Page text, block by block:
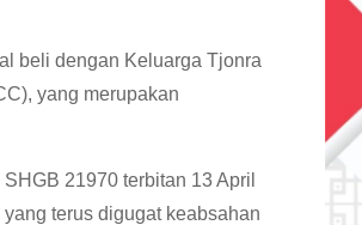
beli dengan Keluarga Tjonra
yang merupakan
21970 terbitan 13 April
terus digugat keabsahan